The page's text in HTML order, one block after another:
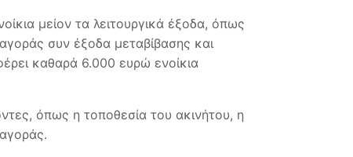
μείον τα λειτουργικά έξοδα, όπως
συν έξοδα μεταβίβασης και
καθαρά 6.000 ευρώ ενοίκια
όπως η τοποθεσία του ακινήτου, η